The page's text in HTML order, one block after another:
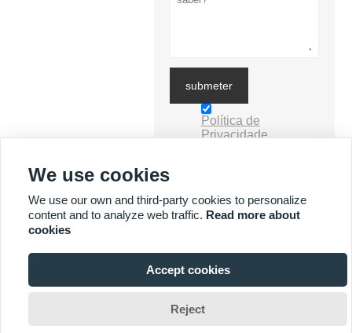

submeter
Política de
Privacidade
Copyright © 2019 DONGGUAN MISSION GAUGE & FIXTURE
CO.,LTD. E-mail: frank@vision-tool.com.cn
We use cookies
We use our own and third-party cookies to personalize
content and to analyze web traffic. Read more about
cookies
Accept cookies
Reject